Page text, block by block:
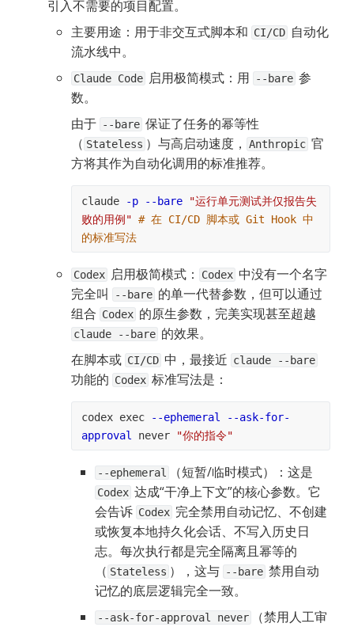
引入不需要的项目配置。
主要用途：用于非交互式脚本和 CI/CD 自动化
流水线中。
Claude Code 启用极简模式：用 --bare 参
数。
由于 --bare 保证了任务的幂等性
（ Stateless ）与高启动速度， Anthropic 官
方将其作为自动化调用的标准推荐。
claude -p --bare
"运行单元测试并仅报告失
败的用例" # 在 CI/CD 脚本或 Git Hook 中
的标准写法
Codex 启用极简模式： Codex 中没有一个名字
完全叫
--bare 的单一代替参数，但可以通过
组合 Codex
claude --bare 的效果。
在脚本或 CI/CD 中，最接近 claude --bare
功能的 Codex 标准写法是：
codex exec --ephemeral
--ask-for-
approval
never "你的指令"
--ephemeral
Codex 达成“干净上下文”的核心参数。它
会告诉 Codex 完全禁用自动记忆、不创建
或恢复本地持久化会话、不写入历史日
志。每次执行都是完全隔离且幂等的
（ Stateless ），这与 --bare 禁用自动
记忆的底层逻辑完全一致。
--ask-for-approval never
（禁用人工审